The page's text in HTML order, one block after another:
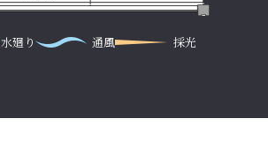
水廻り 通風 採光